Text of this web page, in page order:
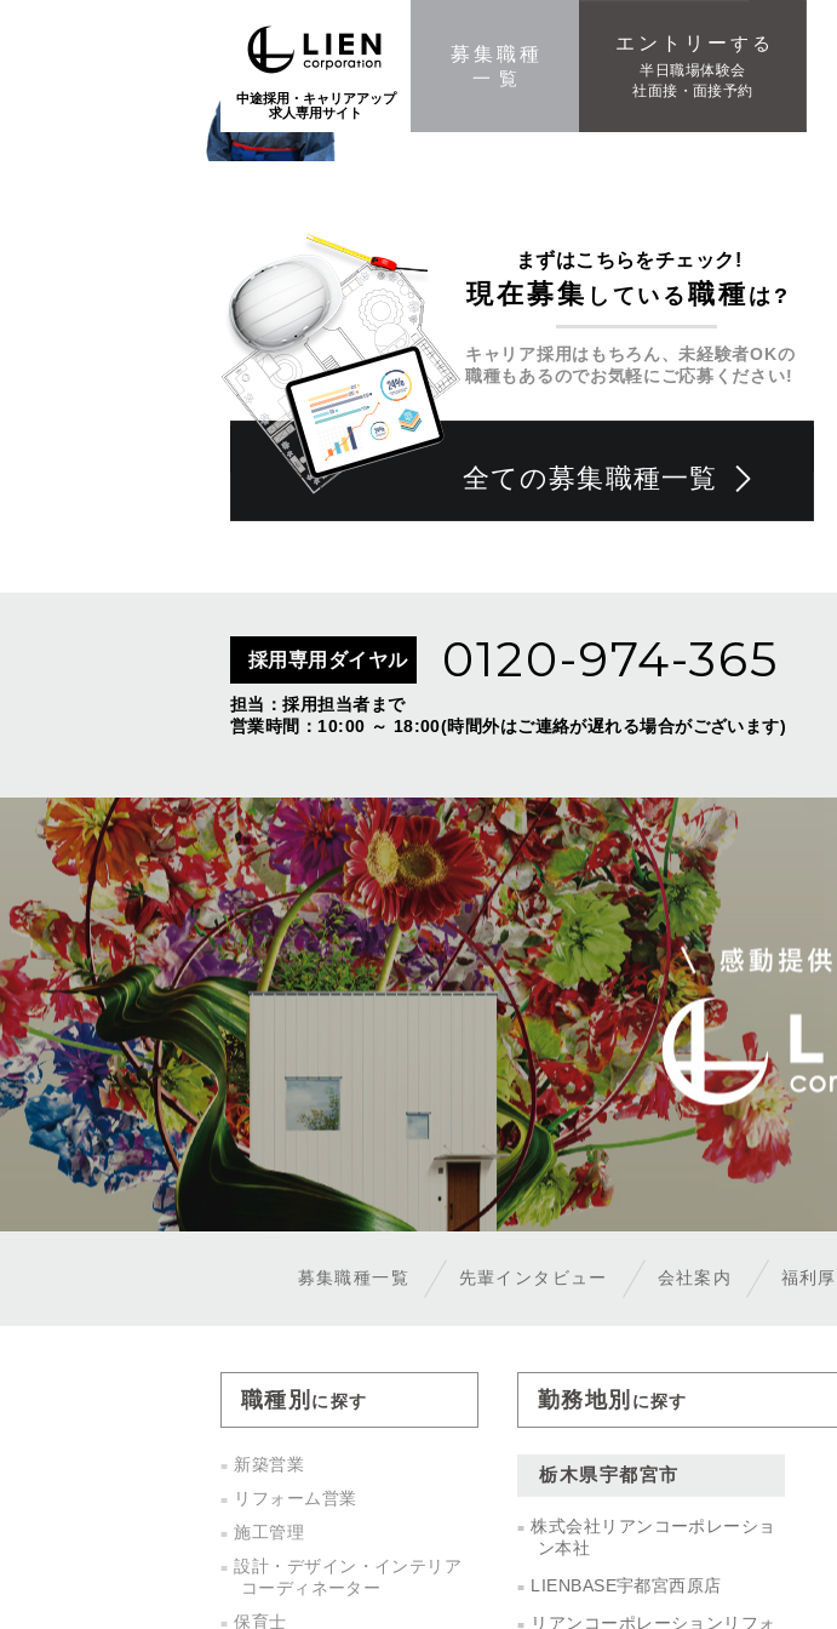
中途採用・キャリアアップ
求人専用サイト
募集職種
一覧
エントリー する
半日職場体験会
社面接・面接予約
まずはこちらをチェック!
現在募集 している職種 は?
キャリア採用はもちろん、未経験者OKの
職種もあるのでお気軽にご応募ください!
全ての募集職種一覧
採用専用ダイヤル 0120-974-365
担当：採用担当者まで
営業時間：10:00 ～ 18:00(時間外はご連絡が遅れる場合がございます)
募集職種一覧 先輩インタビュー 会社案内 福利
職種別 に探す
新築営業
リフォーム営業
施工管理
設計・デザイン・インテリア
コーディネーター
保育士
勤務地別 に探す
栃木県宇都宮市
株式会社リアンコーポレーショ
ン本社
LIENBASE宇都宮西原店
リアンコーポレーションリフォ